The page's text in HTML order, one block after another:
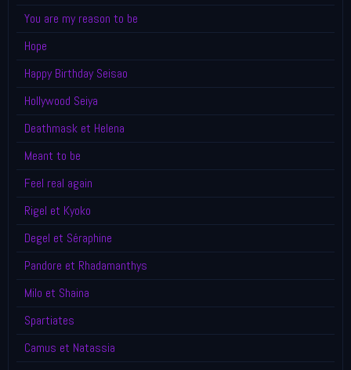
You are my reason to be
Hope
Happy Birthday Seisao
Hollywood Seiya
Deathmask et Helena
Meant to be
Feel real again
Rigel et Kyoko
Degel et Séraphine
Pandore et Rhadamanthys
Milo et Shaina
Spartiates
Camus et Natassia